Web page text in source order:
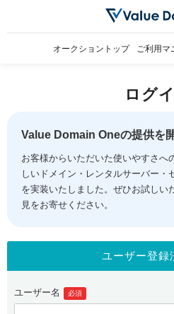
オークショントップ ご利用マ
ログ
Value Domain Oneの提供を
お客様からいただいた使いやすさへ
しいドメイン・レンタルサーバー・
を実装いたしました。ぜひお試しい
見をお寄せください。
ユーザー登録
ユーザー名 必須